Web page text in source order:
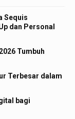
Sequis
dan Personal
Tumbuh
Terbesar dalam
bagi